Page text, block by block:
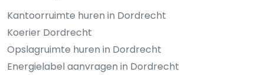
Kantoorruimte huren in Dordrecht
Koerier Dordrecht
Opslagruimte huren in Dordrecht
Energielabel aanvragen in Dordrecht